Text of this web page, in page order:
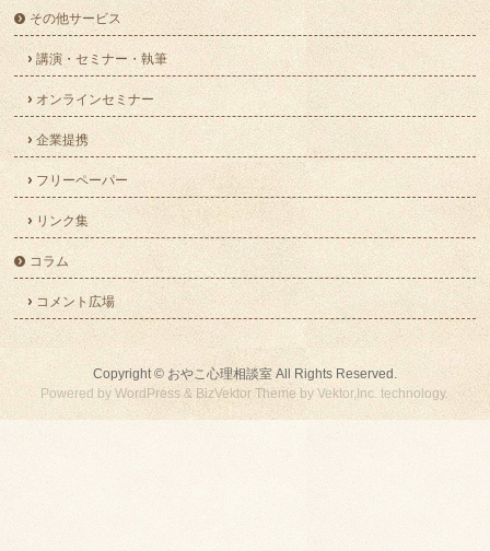
その他サービス
講演・セミナー・執筆
オンラインセミナー
企業提携
フリーペーパー
リンク集
コラム
コメント広場
Copyright © おやこ心理相談室All Rights Reserved.
Powered byWordPress & BizVektor ThemebyVektor,Inc. technology.